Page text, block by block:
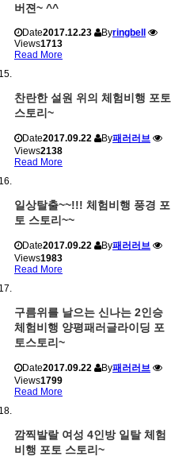
버젼~ ^^
Date2017.12.23 Byringbell
Views1713
Read More
찬란한 설원 위의 체험비행 포토
스토리~
Date2017.09.22 By패러러브
Views2138
Read More
일상탈출~~!!! 체험비행 풍경 포
토 스토리~~
Date2017.09.22 By패러러브
Views1983
Read More
구름위를 날으는 신나는 2인승
체험비행 양평패러글라이딩 포
토스토리~
Date2017.09.22 By패러러브
Views1799
Read More
깜찍발랄 여성 4인방 일탈 체험
비행 포토 스토리~